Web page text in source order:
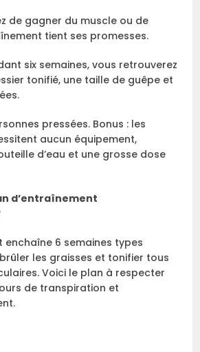
de gagner du muscle ou de
tient ses promesses.
six semaines, vous retrouverez
tonifié, une taille de guêpe et
pressées. Bonus : les
aucun équipement,
d’eau et une grosse dose
d’entraînement
enchaîne 6 semaines types
les graisses et tonifier tous
Voici le plan à respecter
de transpiration et